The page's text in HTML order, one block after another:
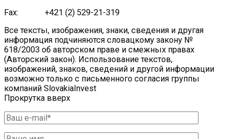
Fax: +421 (2) 529-21-319
Все тексты, изображения, знаки, сведения и другая
информация подчиняются словацкому закону №
618/2003 об авторском праве и смежных правах
(Авторский закон). Использование текстов,
изображений, знаков, сведений и другой информации
возможно только с письменного согласия группы
компаний SlovakiaInvest
Прокрутка вверх